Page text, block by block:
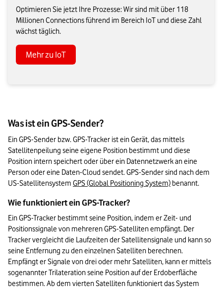
Optimieren Sie jetzt Ihre Prozesse: Wir sind mit über 118
Millionen Connections führend im Bereich IoT und diese Zahl
wächst täglich.
Mehr zu IoT
Was ist ein GPS-Sender?
Ein GPS-Sender bzw. GPS-Tracker ist ein Gerät, das mittels
Satellitenpeilung seine eigene Position bestimmt und diese
Position intern speichert oder über ein Datennetzwerk an eine
Person oder eine Daten-Cloud sendet. GPS-Sender sind nach dem
US-Satellitensystem GPS (Global Positioning System) benannt.
Wie funktioniert ein GPS-Tracker?
Ein GPS-Tracker bestimmt seine Position, indem er Zeit- und
Positionssignale von mehreren GPS-Satelliten empfängt. Der
Tracker vergleicht die Laufzeiten der Satellitensignale und kann so
seine Entfernung zu den einzelnen Satelliten berechnen.
Empfängt er Signale von drei oder mehr Satelliten, kann er mittels
sogenannter Trilateration seine Position auf der Erdoberfläche
bestimmen. Ab dem vierten Satelliten funktioniert das System